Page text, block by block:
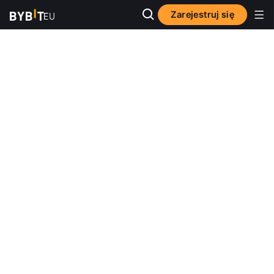
Zarejestruj się